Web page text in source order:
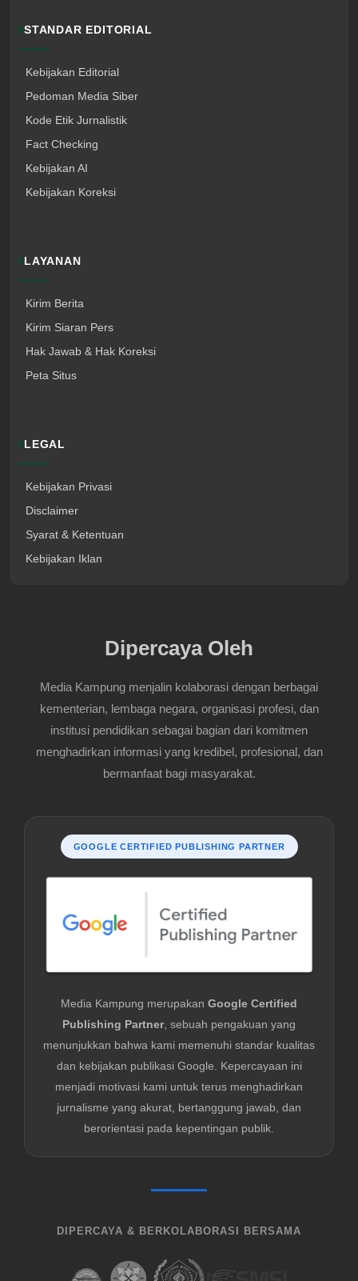
STANDAR EDITORIAL
Kebijakan Editorial
Pedoman Media Siber
Kode Etik Jurnalistik
Fact Checking
Kebijakan AI
Kebijakan Koreksi
LAYANAN
Kirim Berita
Kirim Siaran Pers
Hak Jawab & Hak Koreksi
Peta Situs
LEGAL
Kebijakan Privasi
Disclaimer
Syarat & Ketentuan
Kebijakan Iklan
Dipercaya Oleh
Media Kampung menjalin kolaborasi dengan berbagai
kementerian, lembaga negara, organisasi profesi, dan
institusi pendidikan sebagai bagian dari komitmen
menghadirkan informasi yang kredibel, profesional, dan
bermanfaat bagi masyarakat.
GOOGLE CERTIFIED PUBLISHING PARTNER
Media Kampung merupakan Google Certified
Publishing Partner, sebuah pengakuan yang
menunjukkan bahwa kami memenuhi standar kualitas
dan kebijakan publikasi Google. Kepercayaan ini
menjadi motivasi kami untuk terus menghadirkan
jurnalisme yang akurat, bertanggung jawab, dan
berorientasi pada kepentingan publik.
DIPERCAYA & BERKOLABORASI BERSAMA